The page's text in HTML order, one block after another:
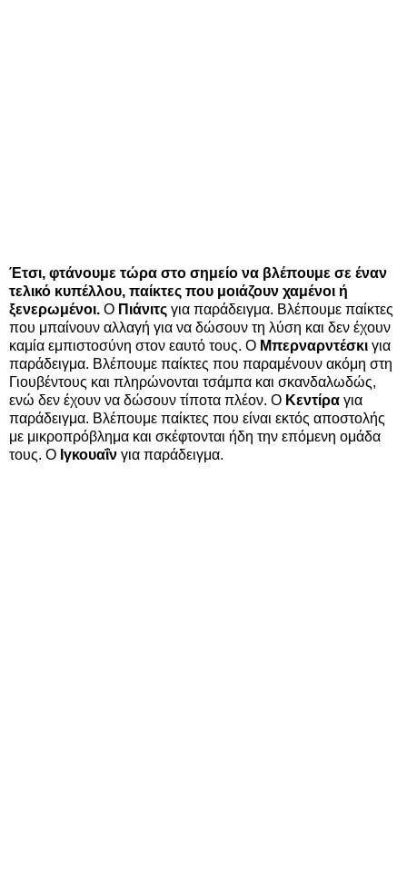
Έτσι, φτάνουμε τώρα στο σημείο να βλέπουμε σε έναν
τελικό κυπέλλου, παίκτες που μοιάζουν χαμένοι ή
ξενερωμένοι. Ο Πιάνιτς για παράδειγμα. Βλέπουμε παίκτες
που μπαίνουν αλλαγή για να δώσουν τη λύση και δεν έχουν
καμία εμπιστοσύνη στον εαυτό τους. Ο Μπερναρντέσκι για
παράδειγμα. Βλέπουμε παίκτες που παραμένουν ακόμη στη
Γιουβέντους και πληρώνονται τσάμπα και σκανδαλωδώς,
ενώ δεν έχουν να δώσουν τίποτα πλέον. Ο Κεντίρα για
παράδειγμα. Βλέπουμε παίκτες που είναι εκτός αποστολής
με μικροπρόβλημα και σκέφτονται ήδη την επόμενη ομάδα
τους. Ο Ιγκουαΐν για παράδειγμα.